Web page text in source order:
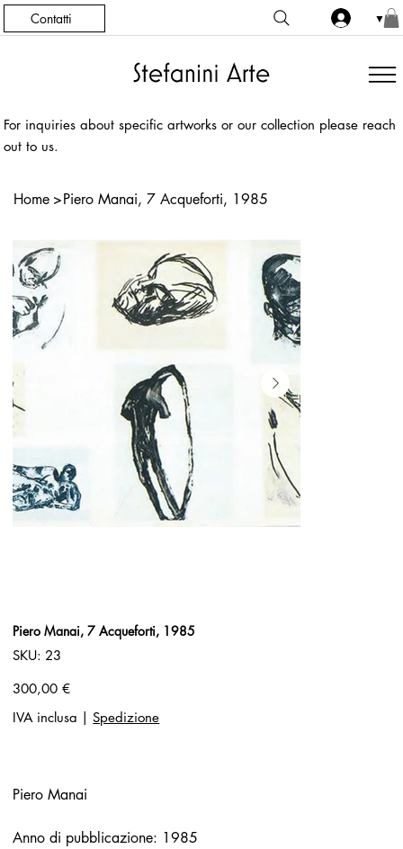
Contatti ▼
For inquiries about specific artworks or our collection please reach
out to us.
Home >Piero Manai, 7 Acqueforti, 1985
Piero Manai, 7 Acqueforti, 1985
SKU:
SKU
23
23
Prezzo
300,00 €
IVA inclusa
Spedizione
Piero Manai
Anno di pubblicazione: 1985